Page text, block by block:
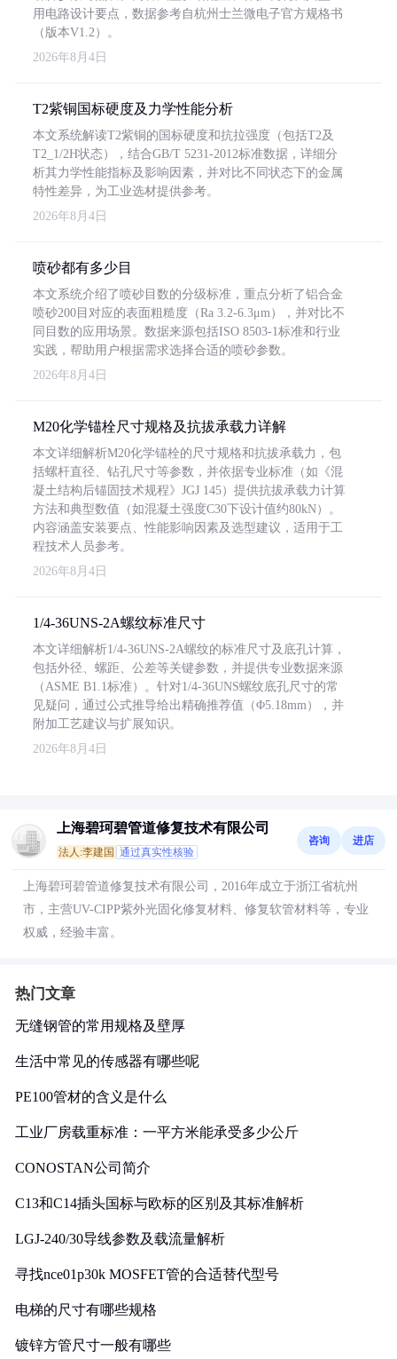
用电路设计要点，数据参考自杭州士兰微电子官方规格书
（版本V1.2）。
2026年8月4日
T2紫铜国标硬度及力学性能分析
本文系统解读T2紫铜的国标硬度和抗拉强度（包括T2及
T2_1/2H状态），结合GB/T 5231-2012标准数据，详细分
析其力学性能指标及影响因素，并对比不同状态下的金属
特性差异，为工业选材提供参考。
2026年8月4日
喷砂都有多少目
本文系统介绍了喷砂目数的分级标准，重点分析了铝合金
喷砂200目对应的表面粗糙度（Ra 3.2-6.3μm），并对比不
同目数的应用场景。数据来源包括ISO 8503-1标准和行业
实践，帮助用户根据需求选择合适的喷砂参数。
2026年8月4日
M20化学锚栓尺寸规格及抗拔承载力详解
本文详细解析M20化学锚栓的尺寸规格和抗拔承载力，包
括螺杆直径、钻孔尺寸等参数，并依据专业标准（如《混
凝土结构后锚固技术规程》JGJ 145）提供抗拔承载力计算
方法和典型数值（如混凝土强度C30下设计值约80kN）。
内容涵盖安装要点、性能影响因素及选型建议，适用于工
程技术人员参考。
2026年8月4日
1/4-36UNS-2A螺纹标准尺寸
本文详细解析1/4-36UNS-2A螺纹的标准尺寸及底孔计算，
包括外径、螺距、公差等关键参数，并提供专业数据来源
（ASME B1.1标准）。针对1/4-36UNS螺纹底孔尺寸的常
见疑问，通过公式推导给出精确推荐值（Φ5.18mm），并
附加工艺建议与扩展知识。
2026年8月4日
上海碧珂碧管道修复技术有限公司
法人:李建国 通过真实性核验
咨询 进店
上海碧珂碧管道修复技术有限公司，2016年成立于浙江省杭州
市，主营UV-CIPP紫外光固化修复材料、修复软管材料等，专业
权威，经验丰富。
热门文章
无缝钢管的常用规格及壁厚
生活中常见的传感器有哪些呢
PE100管材的含义是什么
工业厂房载重标准：一平方米能承受多少公斤
CONOSTAN公司简介
C13和C14插头国标与欧标的区别及其标准解析
LGJ-240/30导线参数及载流量解析
寻找nce01p30k MOSFET管的合适替代型号
电梯的尺寸有哪些规格
镀锌方管尺寸一般有哪些